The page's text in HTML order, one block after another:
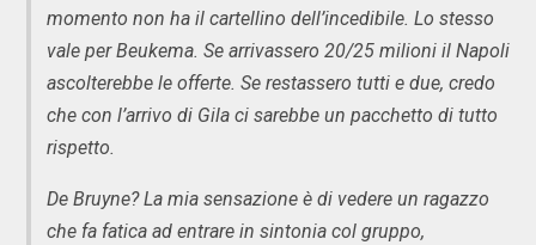
momento non ha il cartellino dell’incedibile. Lo stesso
vale per Beukema. Se arrivassero 20/25 milioni il Napoli
ascolterebbe le offerte. Se restassero tutti e due, credo
che con l’arrivo di Gila ci sarebbe un pacchetto di tutto
rispetto.
De Bruyne? La mia sensazione è di vedere un ragazzo
che fa fatica ad entrare in sintonia col gruppo,